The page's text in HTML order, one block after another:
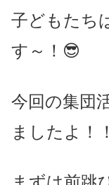
子どもたち
す～！😎
今回の集団
ましたよ！！